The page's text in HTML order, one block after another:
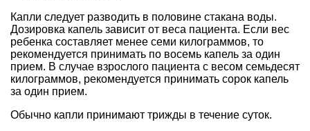
Капли следует разводить в половине стакана воды.
Дозировка капель зависит от веса пациента. Если вес
ребенка составляет менее семи килограммов, то
рекомендуется принимать по восемь капель за один
прием. В случае взрослого пациента с весом семьдесят
килограммов, рекомендуется принимать сорок капель
за один прием.
Обычно капли принимают трижды в течение суток.